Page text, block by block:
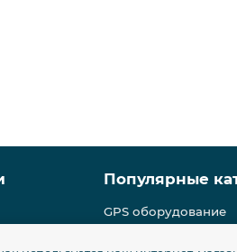
Популярные
GPS оборудование